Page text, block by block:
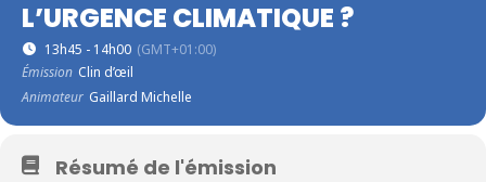
L’URGENCE CLIMATIQUE ?
13h45 - 14h00 (GMT+01:00)
Émission Clin d’œil
Animateur Gaillard Michelle
Résumé de l'émission